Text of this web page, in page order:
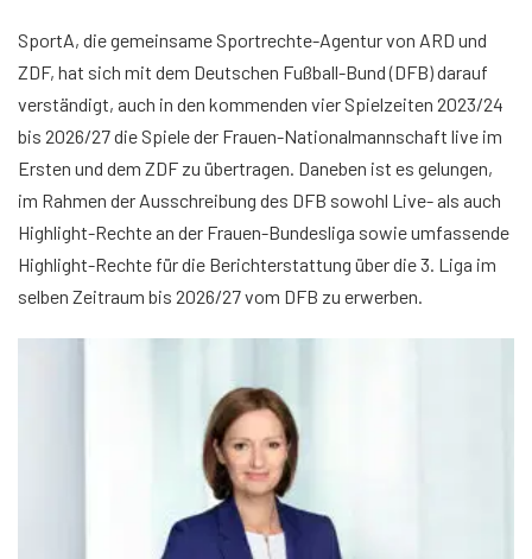
SportA, die gemeinsame Sportrechte-Agentur von ARD und
ZDF, hat sich mit dem Deutschen Fußball-Bund (DFB) darauf
verständigt, auch in den kommenden vier Spielzeiten 2023/24
bis 2026/27 die Spiele der Frauen-Nationalmannschaft live im
Ersten und dem ZDF zu übertragen. Daneben ist es gelungen,
im Rahmen der Ausschreibung des DFB sowohl Live- als auch
Highlight-Rechte an der Frauen-Bundesliga sowie umfassende
Highlight-Rechte für die Berichterstattung über die 3. Liga im
selben Zeitraum bis 2026/27 vom DFB zu erwerben.